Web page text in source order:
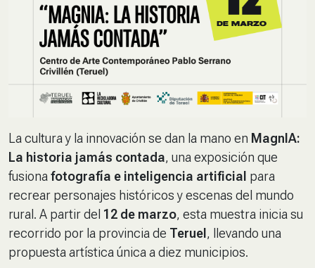
La cultura y la innovación se dan la mano en MagnIA:
La historia jamás contada, una exposición que
fusionafotografía e inteligencia artificial para
recrear personajes históricos y escenas del mundo
rural. A partir del 12 de marzo, esta muestra inicia su
recorrido por la provincia de Teruel , llevando una
propuesta artística única a diez municipios.